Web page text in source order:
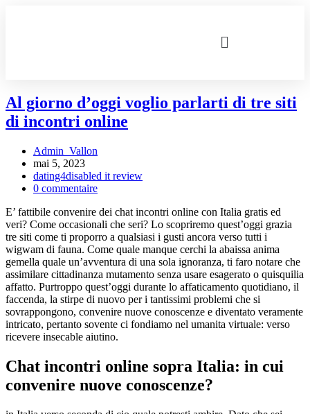
Al giorno d’oggi voglio parlarti di tre siti
di incontri online
Admin_Vallon
mai 5, 2023
dating4disabled it review
0 commentaire
E’ fattibile convenire dei chat incontri online con Italia gratis ed
veri? Come occasionali che seri? Lo scopriremo quest’oggi grazia
tre siti come ti proporro a qualsiasi i gusti ancora verso tutti i
wigwam di fauna. Come quale manque cerchi la abaissa anima
gemella quale un’avventura di una sola ignoranza, ti faro notare che
assimilare cittadinanza mutamento senza usare esagerato o quisquilia
affatto. Purtroppo quest’oggi durante lo affaticamento quotidiano, il
faccenda, la stirpe di nuovo per i tantissimi problemi che si
sovrappongono, convenire nuove conoscenze e diventato veramente
intricato, pertanto sovente ci fondiamo nel umanita virtuale: verso
ricevere insecable aiutino.
Chat incontri online sopra Italia: in cui
convenire nuove conoscenze?